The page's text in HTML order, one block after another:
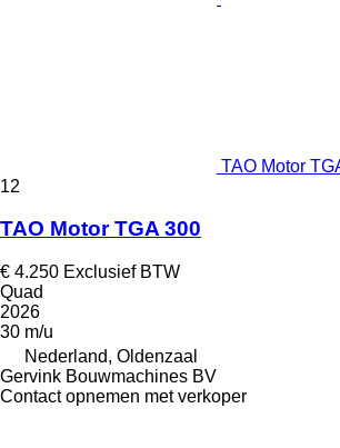
TAO Motor
12
TAO Motor TGA 300
€ 4.250 Exclusief BTW
Quad
2026
30 m/u
Nederland, Oldenzaal
Gervink Bouwmachines BV
Contact opnemen met verkoper